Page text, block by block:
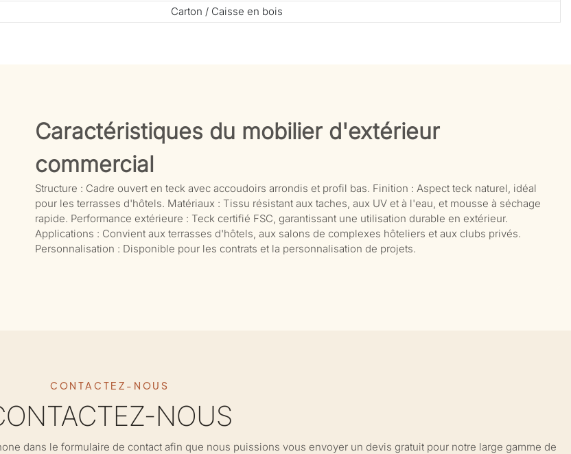
Carton / Caisse en bois
Caractéristiques du mobilier d'extérieur
commercial
Structure : Cadre ouvert en teck avec accoudoirs arrondis et profil bas. Finition : Aspect teck naturel, idéal
pour les terrasses d'hôtels. Matériaux : Tissu résistant aux taches, aux UV et à l'eau, et mousse à séchage
rapide. Performance extérieure : Teck certifié FSC, garantissant une utilisation durable en extérieur.
Applications : Convient aux terrasses d'hôtels, aux salons de complexes hôteliers et aux clubs privés.
Personnalisation : Disponible pour les contrats et la personnalisation de projets.
CONTACTEZ-NOUS
NOUS
dans le formulaire de contact afin que nous puissions vous envoyer un devis gratuit pour notre large gamme de